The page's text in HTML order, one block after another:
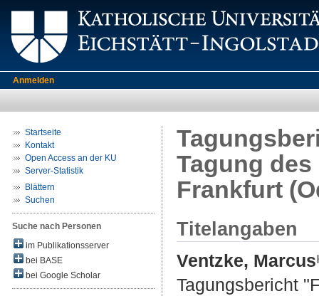
Anmelden
Startseite
Kontakt
Open Access an der KU
Server-Statistik
Blättern
Suchen
Suche nach Personen
im Publikationsserver
bei BASE
bei Google Scholar
Tagung
Frankfurt
Titelangaben
Ventzke, Marcus
Tagungsbericht